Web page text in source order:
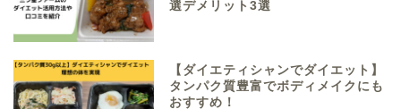
選デメリット3選
【ダイエティシャンでダイエット】
タンパク質豊富でボディメイクにも
おすすめ！